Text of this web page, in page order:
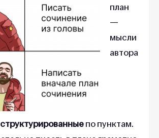
план
—
мысли
автора
структурированныепо пунктам.